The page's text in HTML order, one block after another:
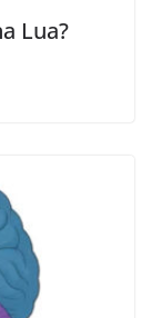
Lua?